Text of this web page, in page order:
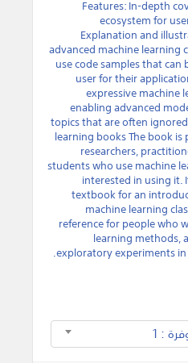
Features: In-depth
ecosystem for
Explanation and
advanced machine learning
use code samples that
user for their
expressive machine
enabling advanced
topics that are often
learning books The book
researchers,
students who use machine
interested in using it.
textbook for an
machine learning
reference for people who
learning methods,
exploratory experiments in
: 1